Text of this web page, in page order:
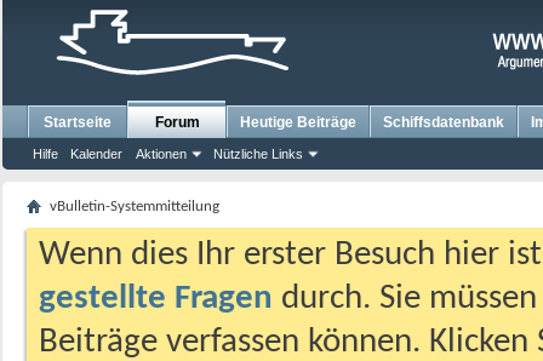
Startseite Forum
Hilfe Kalender Aktionen Nützliche Links
Heutige Beiträge Schiffsdatenbank
vBulletin-Systemmitteilung
Wenn dies Ihr erster Besuch hier
gestellte Fragen durch. Sie
Beiträge verfassen können.